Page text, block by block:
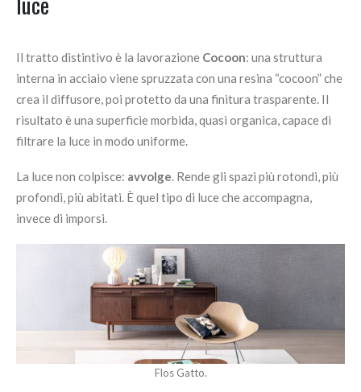
Il tratto distintivo è la lavorazione Cocoon: una struttura
interna in acciaio viene spruzzata con una resina “cocoon” che
crea il diffusore, poi protetto da una finitura trasparente. Il
risultato è una superficie morbida, quasi organica, capace di
filtrare la luce in modo uniforme.
La luce non colpisce: avvolge. Rende gli spazi più rotondi, più
profondi, più abitati. È quel tipo di luce che accompagna,
invece di imporsi.
Flos Gatto.